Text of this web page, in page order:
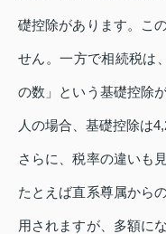
礎控除があります。こ
せん。一方で相続税は
の数」という基礎控除
人の場合、基礎控除は
さらに、税率の違いも
たとえば直系尊属から
用されますが、多額に